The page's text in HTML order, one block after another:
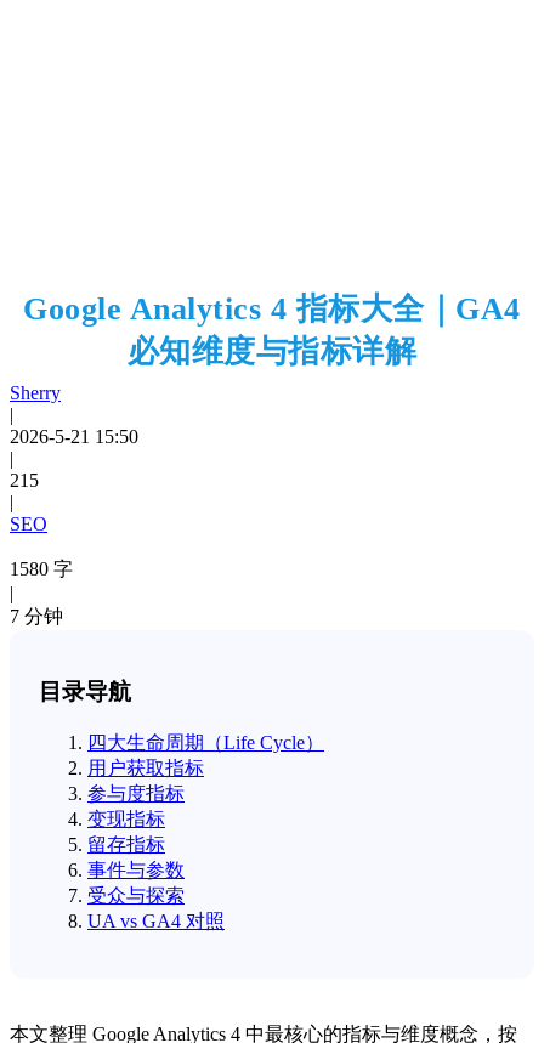
Google Analytics 4 指标大全｜GA4
必知维度与指标详解
Sherry
|
2026-5-21 15:50
|
215
|
SEO
1580 字
|
7 分钟
目录导航
四大生命周期（Life Cycle）
用户获取指标
参与度指标
变现指标
留存指标
事件与参数
受众与探索
UA vs GA4 对照
本文整理 Google Analytics 4 中最核心的指标与维度概念，按